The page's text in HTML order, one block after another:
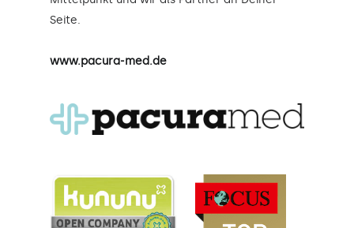
Seite.
www.pacura-med.de